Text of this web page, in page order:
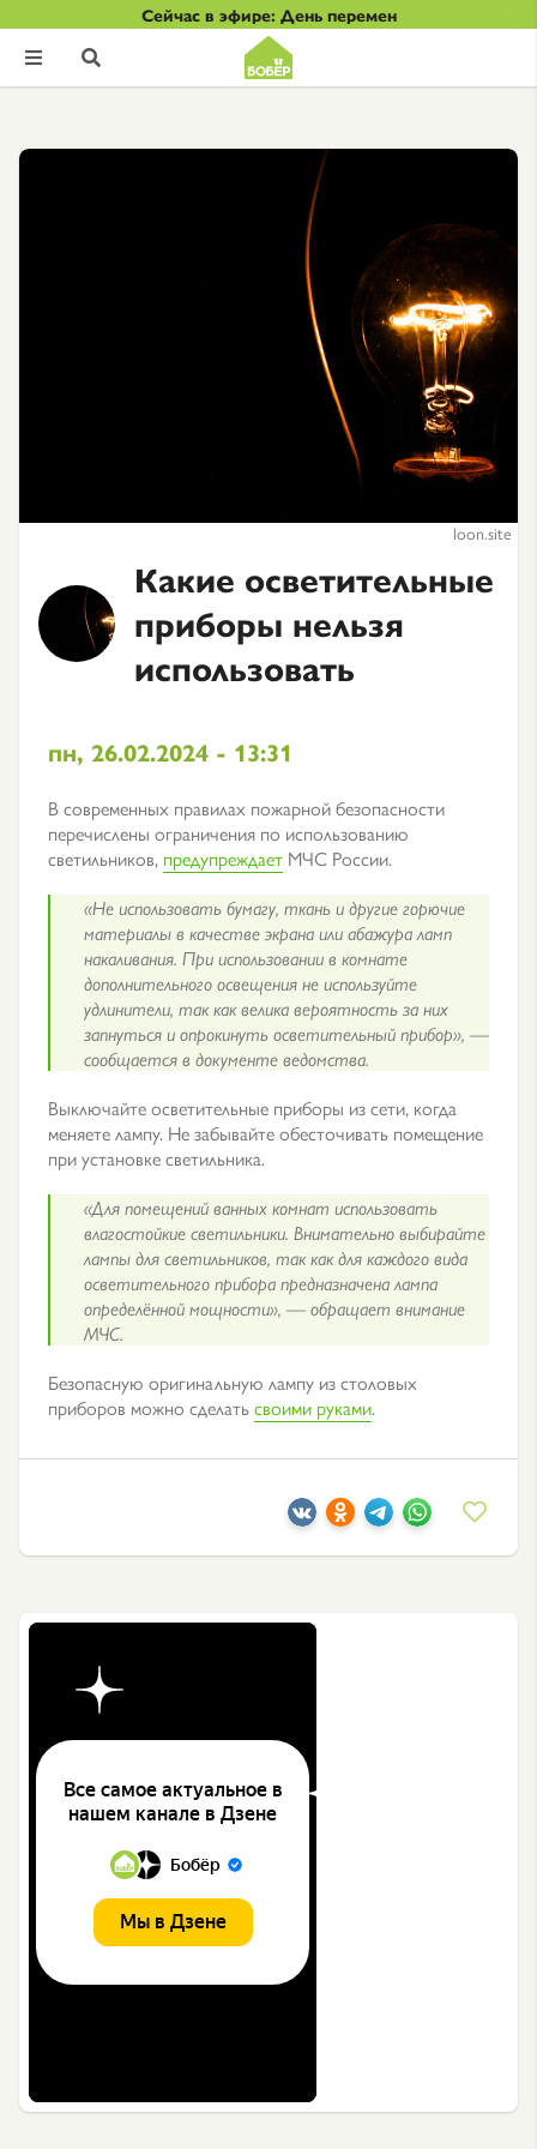
Сейчас в эфире: День перемен
 
loon.site
Какие осветительные
приборы нельзя
использовать
пн, 26.02.2024 - 13:31
В современных правилах пожарной безопасности
перечислены ограничения по использованию
светильников, предупреждает МЧС России.
«Не использовать бумагу, ткань и другие горючие
материалы в качестве экрана или абажура ламп
накаливания. При использовании в комнате
дополнительного освещения не используйте
удлинители, так как велика вероятность за них
запнуться и опрокинуть осветительный прибор», —
сообщается в документе ведомства.
Выключайте осветительные приборы из сети, когда
меняете лампу. Не забывайте обесточивать помещение
при установке светильника.
«Для помещений ванных комнат использовать
влагостойкие светильники. Внимательно выбирайте
лампы для светильников, так как для каждого вида
осветительного прибора предназначена лампа
определённой мощности», — обращает внимание
МЧС.
Безопасную оригинальную лампу из столовых
приборов можно сделатьсвоими руками.